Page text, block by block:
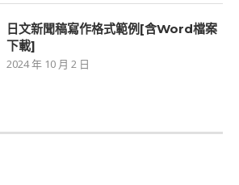
日文新聞稿寫作格式範例[含Word檔案
下載]
2024 年 10 月 2 日